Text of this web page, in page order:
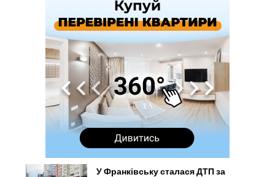
У Франківську сталася ДТП за